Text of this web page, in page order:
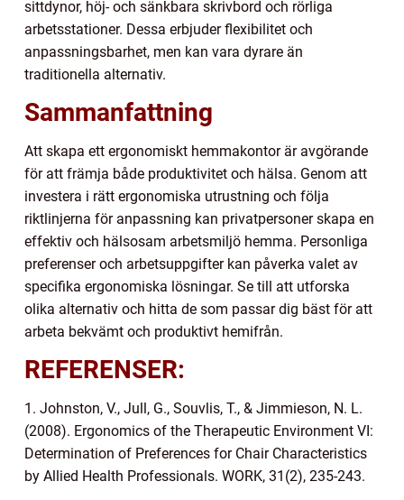
sittdynor, höj- och sänkbara skrivbord och rörliga
arbetsstationer. Dessa erbjuder flexibilitet och
anpassningsbarhet, men kan vara dyrare än
traditionella alternativ.
Sammanfattning
Att skapa ett ergonomiskt hemmakontor är avgörande
för att främja både produktivitet och hälsa. Genom att
investera i rätt ergonomiska utrustning och följa
riktlinjerna för anpassning kan privatpersoner skapa en
effektiv och hälsosam arbetsmiljö hemma. Personliga
preferenser och arbetsuppgifter kan påverka valet av
specifika ergonomiska lösningar. Se till att utforska
olika alternativ och hitta de som passar dig bäst för att
arbeta bekvämt och produktivt hemifrån.
REFERENSER:
1. Johnston, V., Jull, G., Souvlis, T., & Jimmieson, N. L.
(2008). Ergonomics of the Therapeutic Environment VI:
Determination of Preferences for Chair Characteristics
by Allied Health Professionals. WORK, 31(2), 235-243.